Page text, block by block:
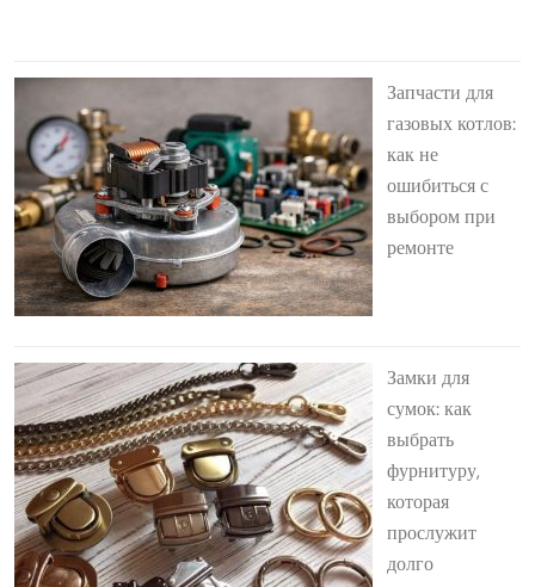
Запчасти для
газовых котлов:
как не
ошибиться с
выбором при
ремонте
Замки для
сумок: как
выбрать
фурнитуру,
которая
прослужит
долго